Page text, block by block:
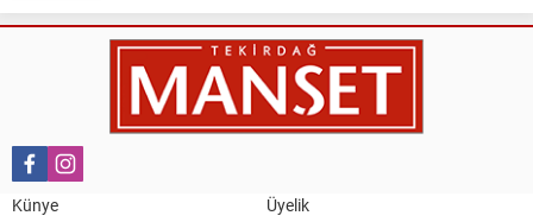
Nail Kazanç
10 Mart 2023 21:36
HAYDİ TEKİRDAĞ MAÇA !!!!
TEKİRDAĞ İL EMNİYET MÜDÜRÜMÜZE HAYIRLI OLSUN
Künye Üyelik